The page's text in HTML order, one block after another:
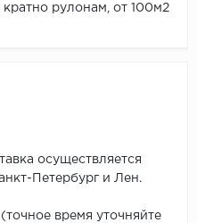
Primavera
SPC
SPC Alta Step
рулонам, от 100м2
осуществляется
Петербург и Лен.
время уточняйте